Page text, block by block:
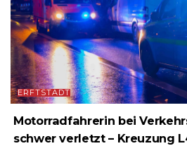
ERFTSTADT
Motorradfahrerin bei
schwer verletzt – Kreuzung